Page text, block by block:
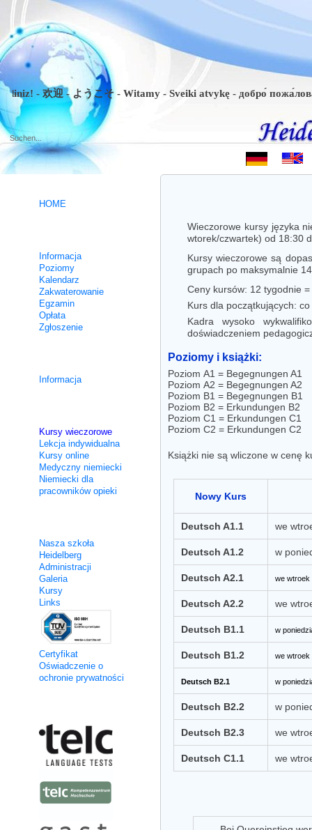
- 欢迎 - ようこそ - Witamy - Sveiki atvykę - добро́ пожа́ловать
HOME
Informacja
Poziomy
Kalendarz
Zakwaterowanie
Egzamin
Opłata
Zgłoszenie
Informacja
Kursy wieczorowe
Lekcja indywidualna
Kursy online
Medyczny niemiecki
Niemiecki dla
pracowników opieki
Nasza szkoła
Heidelberg
Administracji
Galeria
Kursy
Links
Certyfikat
Oświadczenie o
ochronie prywatności
Wieczorowe kursy języka
wtorek/czwartek) od 18:30
Kursy wieczorowe są
grupach po maksymalnie
Ceny kursów: 12 tygodnie
Kurs dla początkujących:
Kadra wysoko
doświadczeniem
Poziomy i książki:
Poziom A1 = Begegnungen A1
Poziom A2 = Begegnungen A2
Poziom B1 = Begegnungen B1
Poziom B2 = Erkundungen B2
Poziom C1 = Erkundungen C1
Poziom C2 = Erkundungen C2
Książki nie są wliczone w cenę
Nowy Kurs
Deutsch A1.1 we
Deutsch A1.2 w
Deutsch A2.1 we wtroek
Deutsch A2.2 we
Deutsch B1.1 w
Deutsch B1.2 we wtroek
Deutsch B2.1 w
Deutsch B2.2 w
Deutsch B2.3 we
Deutsch C1.1 we